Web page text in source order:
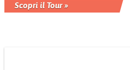
Scopri il Tour »